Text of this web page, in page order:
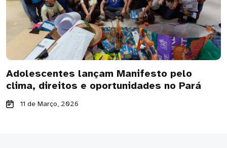
Adolescentes lançam Manifesto pelo
clima, direitos e oportunidades no Pará
11 de Março, 2026